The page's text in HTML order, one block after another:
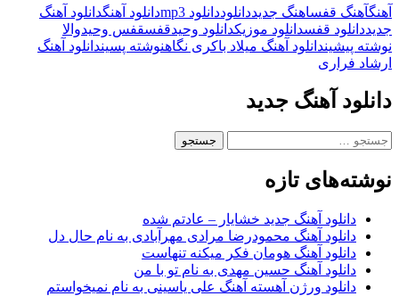
آهنگآهنگ قفساهنگ جدیددانلوددانلود mp3 دانلود آهنگدانلود آهنگ
جدیددانلود قفسدانلود موزیکدانلود وحیدقفسقفس وحیدوالا
ناوبری
نوشته
نوشته پیشیندانلود آهنگ میلاد باکری نگاهنوشته پسیندانلود آهنگ
ارشاد فراری
دانلود آهنگ جدید
جستجو
نوشته‌های تازه
دانلود آهنگ جدید خشایار – عادتم شده
دانلود آهنگ محمودرضا مرادی مهرآبادی به نام حال دل
دانلود آهنگ هومان فکر میکنه تنهاست
دانلود آهنگ حسین مهدی به نام تو با من
دانلود ورژن آهسته آهنگ علی یاسینی به نام نمیخواستم